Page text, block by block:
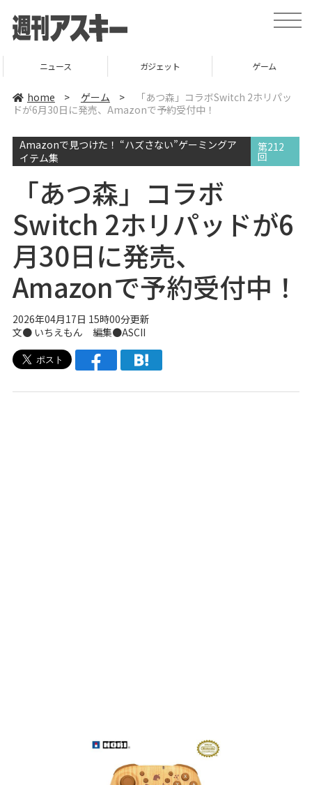
t
o
v
o
ニュース ガジェット ゲーム
home > ゲーム >
「あつ森」コラボSwitch 2ホリパッ
ドが6月30日に発売、Amazonで予約受付中！
Amazonで見つけた！ “ハズさない”ゲーミングア
イテム集
第212
回
「あつ森」コラボ
Switch 2ホリパッドが6
月30日に発売、
Amazonで予約受付中！
2026年04月17日 15時00分更新
文● いちえもん 編集●ASCII